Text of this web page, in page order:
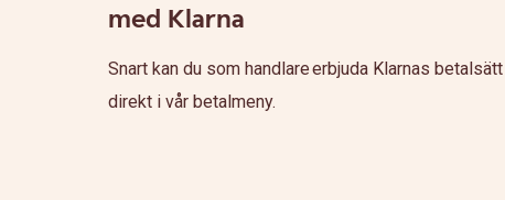
med Klarna
Snart kan du som handlare erbjuda Klarnas betalsätt
direkt i vår betalmeny.